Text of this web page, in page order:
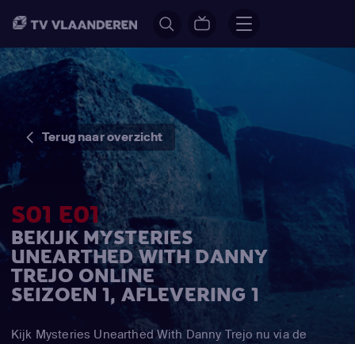
Terug naar overzicht
S01 E01
BEKIJK MYSTERIES
UNEARTHED WITH DANNY
TREJO ONLINE
SEIZOEN 1, AFLEVERING 1
Kijk Mysteries Unearthed With Danny Trejo nu via de